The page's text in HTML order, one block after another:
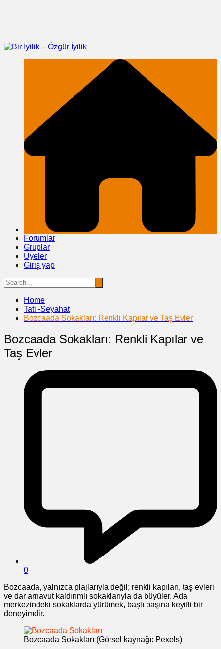
Forumlar
Gruplar
Üyeler
Giriş yap
Home
Tatil-Seyahat
Bozcaada Sokakları: Renkli Kapılar ve Taş Evler
Bozcaada Sokakları: Renkli Kapılar ve
Taş Evler
0
Bozcaada, yalnızca plajlarıyla değil; renkli kapıları, taş evleri
ve dar arnavut kaldırımlı sokaklarıyla da büyüler. Ada
merkezindeki sokaklarda yürümek, başlı başına keyifli bir
deneyimdir.
Bozcaada Sokakları (Görsel kaynağı: Pexels)